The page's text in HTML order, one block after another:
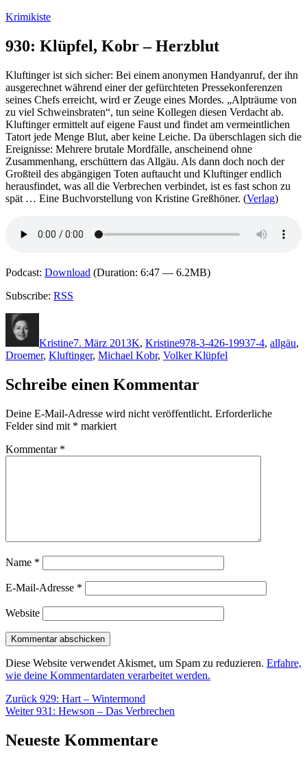
Zum
springen
Krimikiste
930: Klüpfel, Kobr – Herzblut
Kluftinger ist sich sicher: Bei einem anonymen Handyanruf, der ihn
ausgerechnet während einer der gefürchteten Pressekonferenzen
seines Chefs erreicht, wird er Zeuge eines Mordes. „Alpträume von
zu viel Schweinsbraten“, tun seine Kollegen diesen Verdacht ab.
Kluftinger ermittelt auf eigene Faust und findet am vermeintlichen
Tatort jede Menge Blut, aber keine Leiche. Da überschlagen sich die
Ereignisse: Mehrere brutale Mordfälle, anscheinend ohne
Zusammenhang, erschüttern das Allgäu. Als dann doch noch der
Großteil des abgängigen Toten auftaucht und Kluftinger endlich
herausfindet, was all die Verbrechen verbindet, ist es fast schon zu
spät … Eine Buchvorstellung von Kristine Greßhöner. (Verlag)
Podcast: Download (Duration: 6:47 — 6.2MB)
Subscribe: RSS
Kristine7. März 2013K, Kristine978-3-426-19937-4, allgäu,
Droemer, Kluftinger, Michael Kobr, Volker Klüpfel
Schreibe einen Kommentar
Deine E-Mail-Adresse wird nicht veröffentlicht. Erforderliche
Felder sind mit * markiert
Kommentar *
Name *
E-Mail-Adresse *
Website
Diese Website verwendet Akismet, um Spam zu reduzieren. Erfahre,
wie deine Kommentardaten verarbeitet werden.
Beitragsnavigation
Zurück Vorheriger
Beitrag:
929: Hart – Wintermond
Weiter Nächster
931: Hewson – Das Verbrechen
Neueste Kommentare